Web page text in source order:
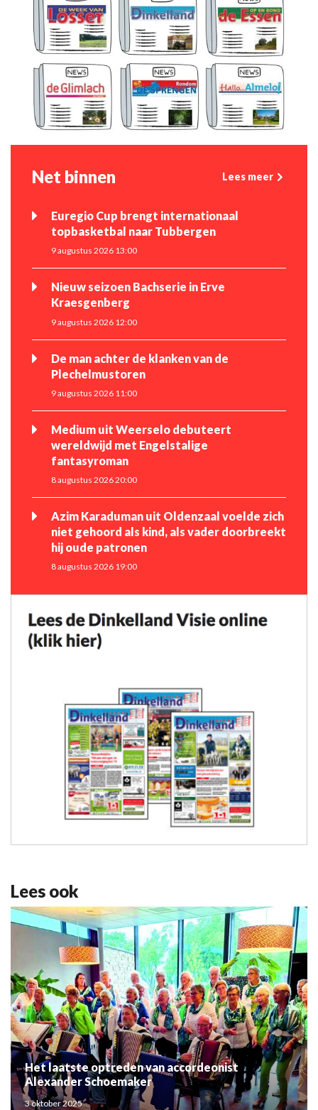
Net binnen Lees meer
Euregio Cup brengt internationaal
topbasketbal naar Tubbergen
9 augustus 2026 13:00
Nieuw seizoen Bachserie in Erve
Kraesgenberg
9 augustus 2026 12:00
De man achter de klanken van de
Plechelmustoren
9 augustus 2026 11:00
Medium uit Weerselo debuteert
wereldwijd met Engelstalige
fantasyroman
8 augustus 2026 20:00
Azim Karaduman uit Oldenzaal voelde zich
niet gehoord als kind, als vader doorbreekt
hij oude patronen
8 augustus 2026 19:00
Lees ook
Het laatste optreden van accordeonist
Alexander Schoemaker
3 oktober 2025